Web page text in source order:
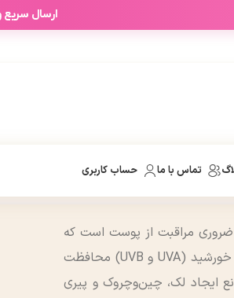
ارسال
آفرهای
تماس با ما حساب کاربری
مراقبت از پوست است که
از پوست در برابر اشعه‌های مضر خورشید (UVA و UVB) محافظت
ایجاد لک، چین‌وچروک و پیری